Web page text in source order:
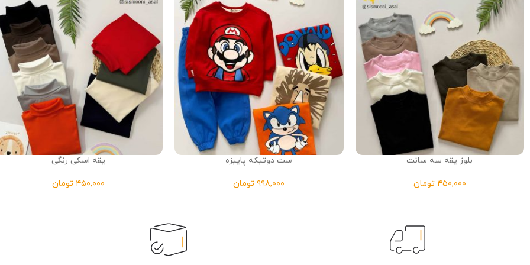
بلوز یقه سه سانت
تومان
ست دوتیکه پاییزه
تومان
یقه اسکی رنگی
تومان